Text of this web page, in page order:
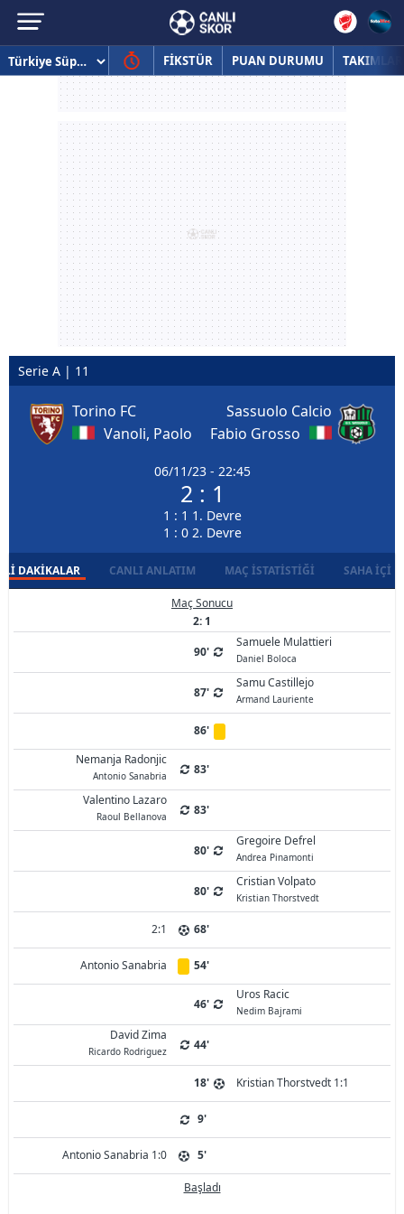
FİKSTÜR PUAN DURUMU TAKIMLAR
Serie A | 11
Torino FC
Vanoli, Paolo
06/11/23 - 22:45
2 : 1
1 : 1 1. Devre
1 : 0 2. Devre
Sassuolo Calcio
Fabio Grosso
DAKIKALAR CANLI ANLATIM MAÇ İSTATISTIĞI SAHA İÇI
Maç Sonucu
2: 1
90'
Samuele Mulattieri
Daniel Boloca
87'
Samu Castillejo
Armand Lauriente
86'
Nemanja Radonjic
Antonio Sanabria
83'
Valentino Lazaro
Raoul Bellanova 83'
80'
Gregoire Defrel
Andrea Pinamonti
80'
Cristian Volpato
Kristian Thorstvedt
2:1 68'
Antonio Sanabria 54'
46'
Uros Racic
Nedim Bajrami
David Zima
Ricardo Rodriguez 44'
18' Kristian Thorstvedt 1:1
9'
Antonio Sanabria 1:0 5'
Başladı